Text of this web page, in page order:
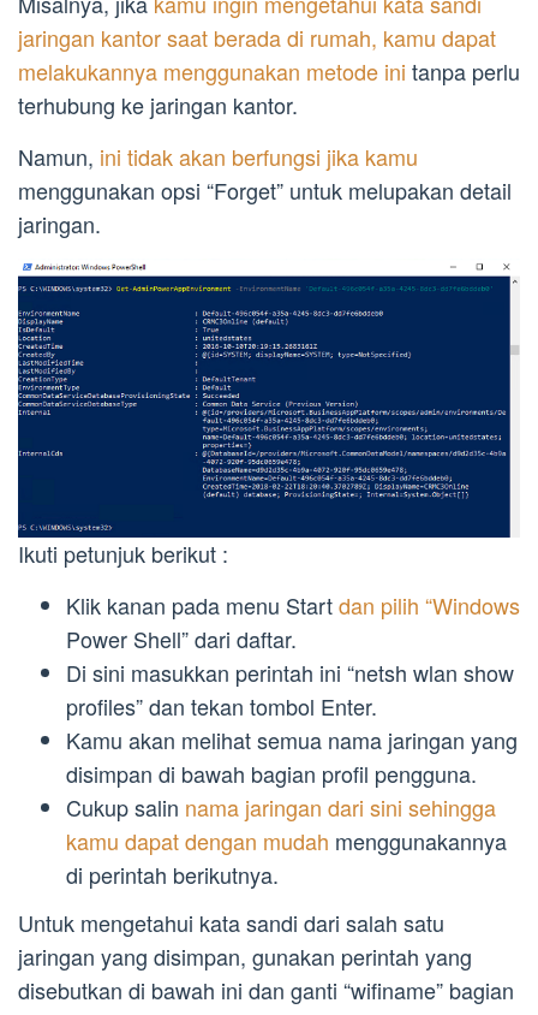
jaringan kantor saat berada di rumah, kamu dapat
melakukannya menggunakan metode ini tanpa perlu
terhubung ke jaringan kantor.
Namun, ini tidak akan berfungsi jika kamu
menggunakan opsi “Forget” untuk melupakan detail
jaringan.
Ikuti petunjuk berikut :
Klik kanan pada menu Startdan pilih “Windows
Power Shell” dari daftar.
Di sini masukkan perintah ini “netsh wlan show
profiles” dan tekan tombol Enter.
Kamu akan melihat semua nama jaringan yang
disimpan di bawah bagian profil pengguna.
Cukup salin nama jaringan dari sini sehingga
kamu dapat dengan mudah menggunakannya
di perintah berikutnya.
Untuk mengetahui kata sandi dari salah satu
jaringan yang disimpan, gunakan perintah yang
disebutkan di bawah ini dan ganti “wifiname” bagian